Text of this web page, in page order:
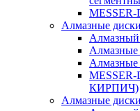
Алмазные
Алмазный
Алмазные
Алмазные
КИРПИЧ)
Алмазные